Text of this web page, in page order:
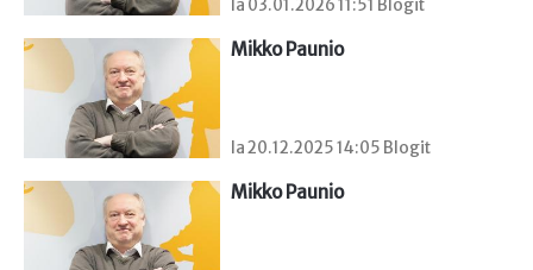
la 03.01.2026 11:51 Blogit
Mikko Paunio
la 20.12.2025 14:05 Blogit
Mikko Paunio